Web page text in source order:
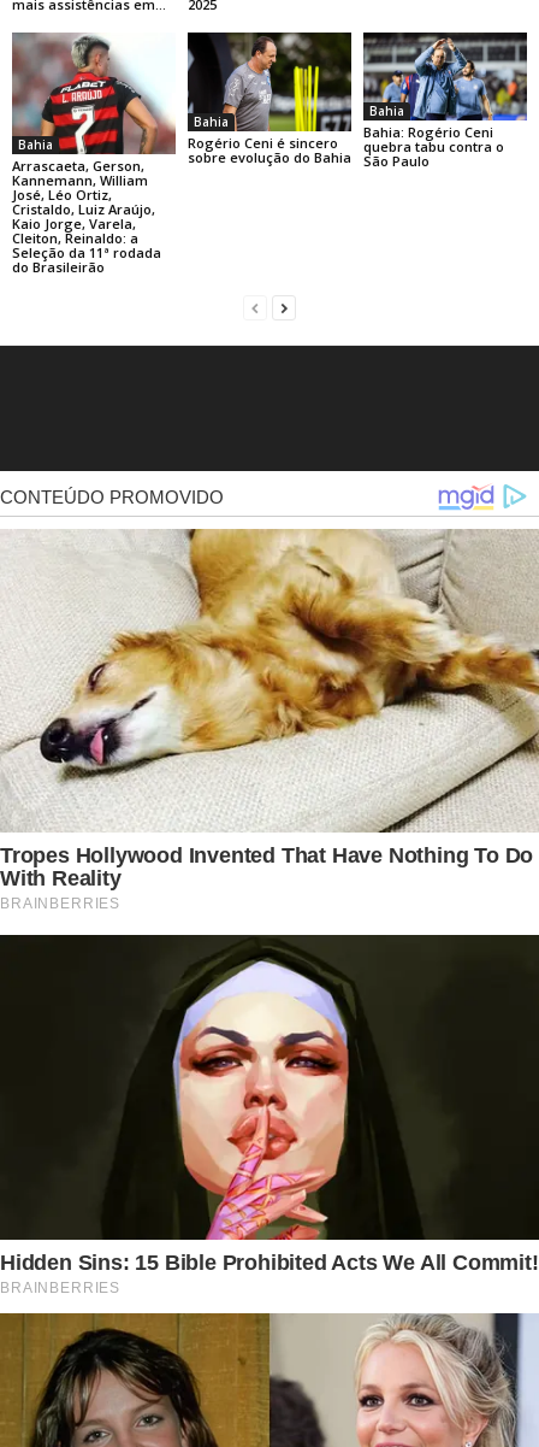
mais assistências em... 2025
Bahia
Arrascaeta, Gerson,
Kannemann, William
José, Léo Ortiz,
Cristaldo, Luiz Araújo,
Kaio Jorge, Varela,
Cleiton, Reinaldo: a
Seleção da 11ª rodada
do Brasileirão
Bahia
Rogério Ceni é sincero
sobre evolução do Bahia
Bahia
Bahia: Rogério Ceni
quebra tabu contra o
São Paulo